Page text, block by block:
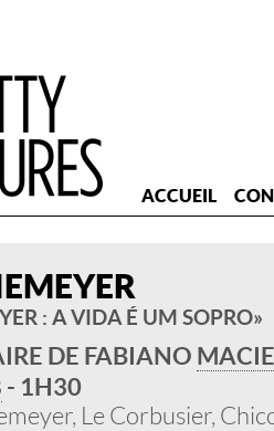
ACCUEIL
: A VIDA É UM SOPRO »
DE FABIANO
- 1H30
Le Corbusier,